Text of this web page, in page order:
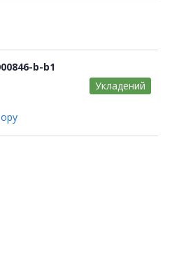
b-b1
Укладений